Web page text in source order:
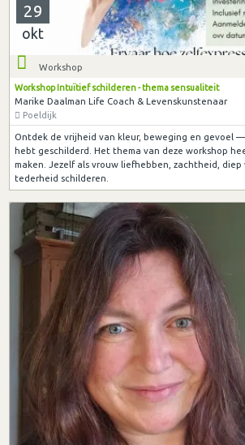
29
okt
Workshop
Workshop Intuïtief schilderen - thema sensualiteit
Marike Daalman Life Coach & Levenskunstenaar
Poeldijk
Ontdek de vrijheid van kleur, beweging en gevoel
hebt geschilderd. Het thema van deze workshop
maken. Jezelf als vrouw liefhebben, zachtheid, diep
tederheid schilderen.